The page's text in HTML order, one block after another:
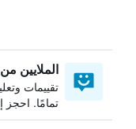
الملايين
تقييمات
تمامًا. احجز